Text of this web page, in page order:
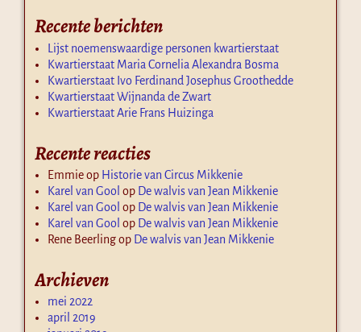
Recente berichten
Lijst noemenswaardige personen kwartierstaat
Kwartierstaat Maria Cornelia Alexandra Bosma
Kwartierstaat Ivo Ferdinand Josephus Groothedde
Kwartierstaat Wijnanda de Zwart
Kwartierstaat Arie Frans Huizinga
Recente reacties
Emmieop Historie van Circus Mikkenie
Karel van Gool op De walvis van Jean Mikkenie
Karel van Gool op De walvis van Jean Mikkenie
Karel van Gool op De walvis van Jean Mikkenie
Rene Beerlingop De walvis van Jean Mikkenie
Archieven
mei 2022
april 2019